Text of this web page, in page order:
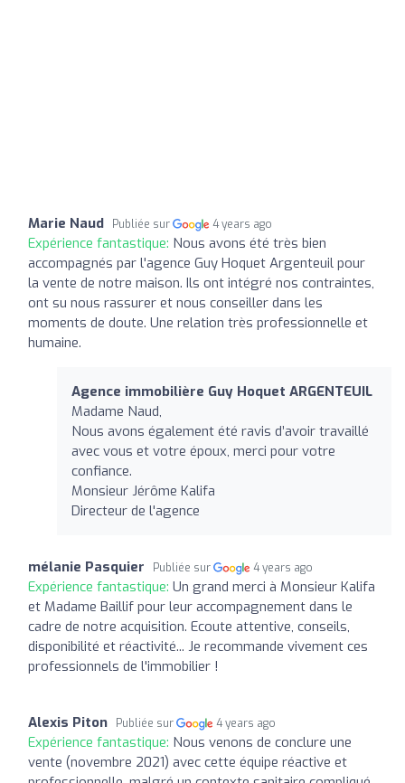
Marie Naud Publiée sur 4 years ago
Expérience fantastique: Nous avons été très bien
accompagnés par l'agence Guy Hoquet Argenteuil pour
la vente de notre maison. Ils ont intégré nos contraintes,
ont su nous rassurer et nous conseiller dans les
moments de doute. Une relation très professionnelle et
humaine.
Agence immobilière Guy Hoquet ARGENTEUIL
Madame Naud,
Nous avons également été ravis d’avoir travaillé
avec vous et votre époux, merci pour votre
confiance.
Monsieur Jérôme Kalifa
Directeur de l'agence
mélanie Pasquier Publiée sur 4 years ago
Expérience fantastique: Un grand merci à Monsieur Kalifa
et Madame Baillif pour leur accompagnement dans le
cadre de notre acquisition. Ecoute attentive, conseils,
disponibilité et réactivité... Je recommande vivement ces
professionnels de l'immobilier !
Alexis Piton Publiée sur 4 years ago
Expérience fantastique: Nous venons de conclure une
vente (novembre 2021) avec cette équipe réactive et